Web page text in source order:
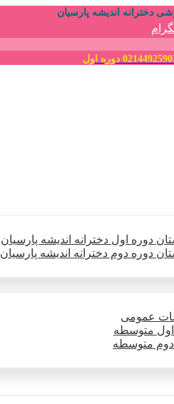
دخترانه اندیشه پارسیان
دوره اول دخترانه اندیشه پارسیان
دوره دوم دخترانه اندیشه پارسیان
عمومی
متوسطه
دوم متوسطه